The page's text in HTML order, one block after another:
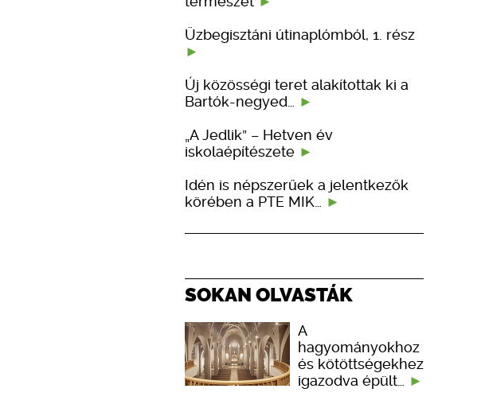
Üzbegisztáni útinaplómból, 1. rész
Új közösségi teret alakítottak ki a
Bartók-negyed…
„A Jedlik” – Hetven év
iskolaépítészete
Idén is népszerűek a jelentkezők
körében a PTE MIK…
SOKAN OLVASTÁK
A
hagyományokhoz
és kötöttségekhez
igazodva épült…